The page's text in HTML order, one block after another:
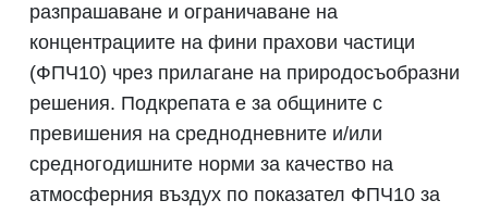
разпрашаване и ограничаване на
концентрациите на фини прахови частици
(ФПЧ10) чрез прилагане на природосъобразни
решения. Подкрепата е за общините с
превишения на среднодневните и/или
средногодишните норми за качество на
атмосферния въздух по показател ФПЧ10 за